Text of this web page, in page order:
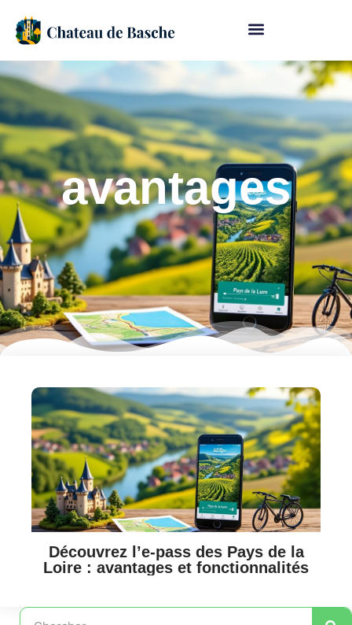
avantages
Découvrez l’e-pass des Pays de la
Loire : avantages et fonctionnalités